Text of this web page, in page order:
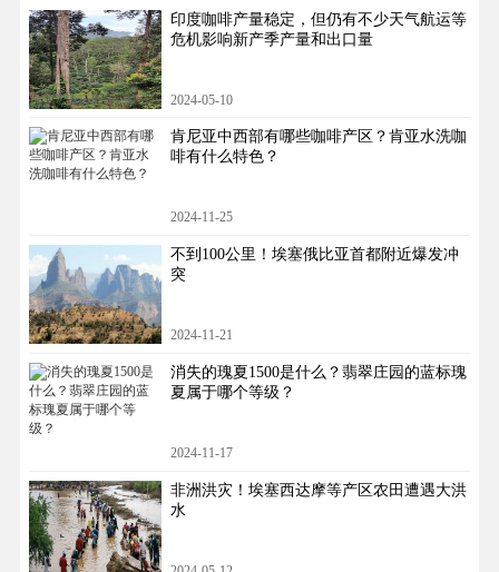
印度咖啡产量稳定，但仍有不少天气航运等
危机影响新产季产量和出口量
2024-05-10
肯尼亚中西部有哪些咖啡产区？肯亚水洗咖
啡有什么特色？
2024-11-25
不到100公里！埃塞俄比亚首都附近爆发冲
突
2024-11-21
消失的瑰夏1500是什么？翡翠庄园的蓝标瑰
夏属于哪个等级？
2024-11-17
非洲洪灾！埃塞西达摩等产区农田遭遇大洪
水